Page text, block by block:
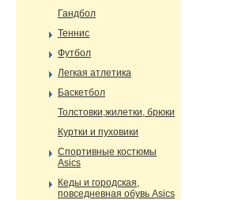
Гандбол
Теннис
Футбол
Легкая атлетика
Баскетбол
Толстовки,жилетки, брюки
Куртки и пуховики
Спортивные костюмы
Asics
Кеды и городская,
повседневная обувь Asics